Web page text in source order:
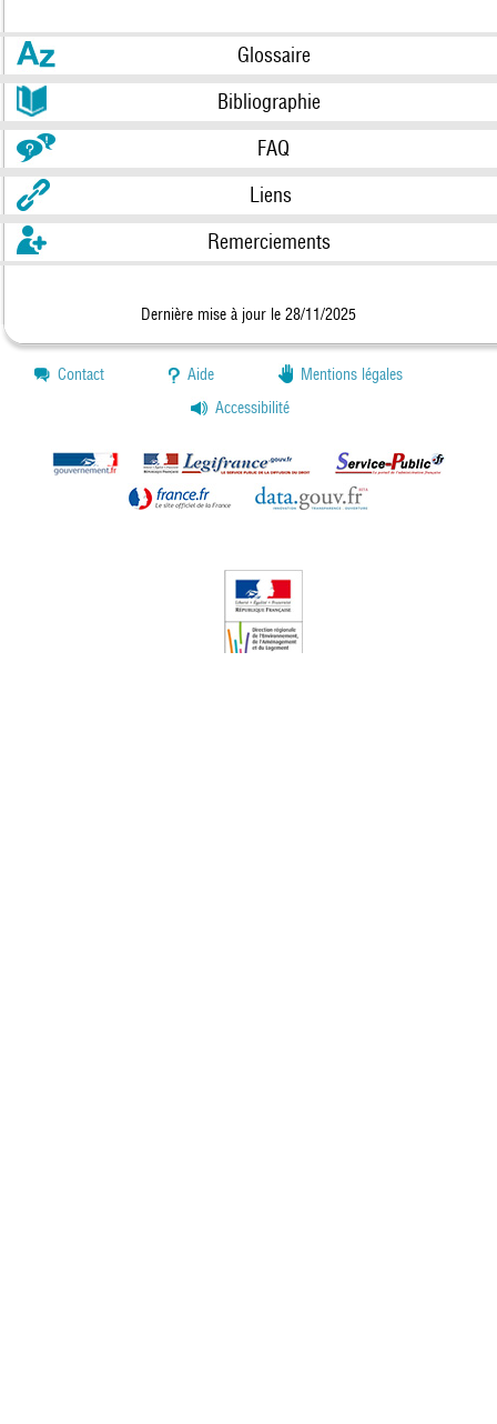
Glossaire
Bibliographie
FAQ
Liens
Remerciements
Dernière mise à jour le 28/11/2025
Contact Aide
Mentions légales
Accessibilité